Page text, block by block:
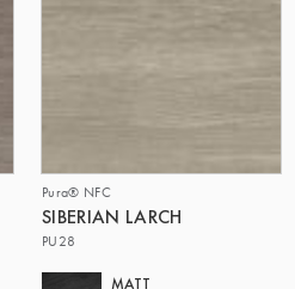
Pura® NFC
SIBERIAN LARCH
PU28
MATT